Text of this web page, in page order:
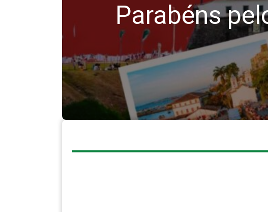
Parabéns